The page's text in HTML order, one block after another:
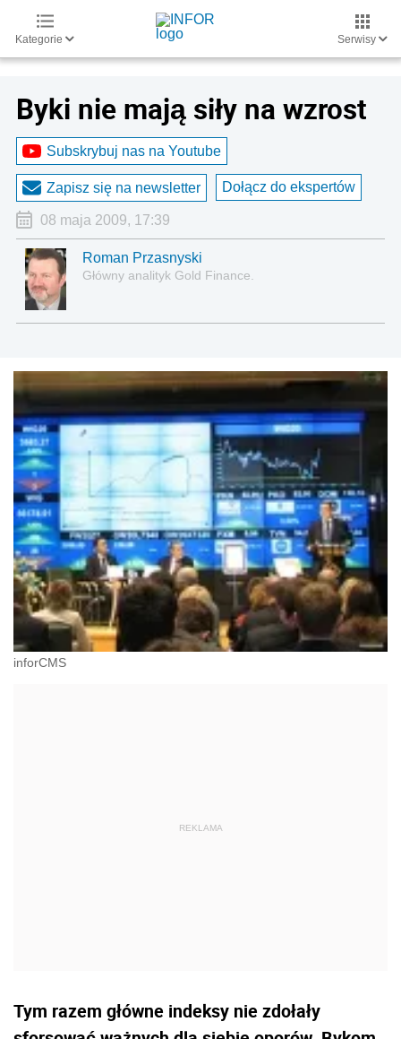
Kategorie Serwisy
Byki nie mają siły na wzrost
Subskrybuj nas na Youtube
Zapisz się na newsletter Dołącz do ekspertów
08 maja 2009, 17:39
Roman Przasnyski
Główny analityk Gold Finance.
inforCMS
Tym razem główne indeksy nie zdołały